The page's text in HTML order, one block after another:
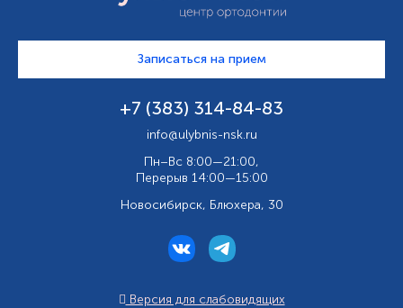
Записаться на прием
+7 (383) 314-84-83
info@ulybnis-nsk.ru
Пн–Вс 8:00—21:00,
Перерыв 14:00—15:00
Новосибирск, Блюхера, 30
Версия для слабовидящих